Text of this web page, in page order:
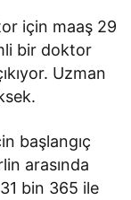
için maaş 29
bir doktor
Uzman
başlangıç
arasında
bin 365 ile